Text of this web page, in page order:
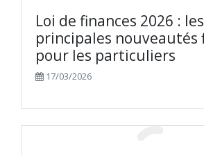
Loi de finances 2026 : les
principales nouveautés
pour les particuliers
17/03/2026